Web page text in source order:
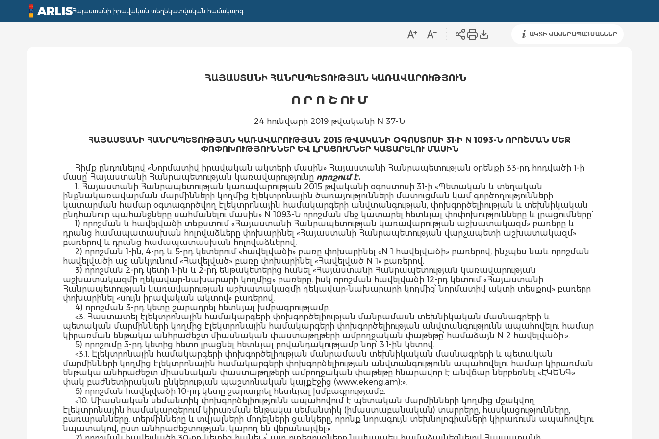
ARLISՀայաստանի իրավական տեղեկատվական համակարգ
ԱԿՏԻ ՎԱՎԵՐԱՊԱՅՄԱՆՆԵՐ
ՀԱՅԱՍՏԱՆԻ ՀԱՆՐԱՊԵՏՈՒԹՅԱՆ ԿԱՌԱՎԱՐՈՒԹՅՈՒՆ
Ո Ր Ո Շ ՈՒ Մ
24 հունվարի 2019 թվականի N 37-Ն
ՀԱՅԱՍՏԱՆԻ ՀԱՆՐԱՊԵՏՈՒԹՅԱՆ ԿԱՌԱՎԱՐՈՒԹՅԱՆ 2015 ԹՎԱԿԱՆԻ ՕԳՈՍՏՈՍԻ 31-Ի N 1093-Ն ՈՐՈՇՄԱՆ ՄԵՋ
ՓՈՓՈԽՈՒԹՅՈՒՆՆԵՐ ԵՎ ԼՐԱՑՈՒՄՆԵՐ ԿԱՏԱՐԵԼՈՒ ՄԱՍԻՆ
Հիմք ընդունելով «Նորմատիվ իրավական ակտերի մասին» Հայաստանի Հանրապետության օրենքի 33-րդ հոդվածի 1-ի
մասը՝ Հայաստանի Հանրապետության կառավարությունը որոշում է.
1. Հայաստանի Հանրապետության կառավարության 2015 թվականի օգոստոսի 31-ի «Պետական և տեղական
ինքնակառավարման մարմինների կողմից էլեկտրոնային ծառայությունների մատուցման կամ գործողությունների
կատարման համար օգտագործվող էլեկտրոնային համակարգերի անվտանգության, փոխգործելիության և տեխնիկական
ընդհանուր պահանջները սահմանելու մասին» N 1093-Ն որոշման մեջ կատարել հետևյալ փոփոխությունները և լրացումները`
1) որոշման և հավելվածի տեքստում «Հայաստանի Հանրապետության կառավարության աշխատակազմ» բառերը և
դրանց համապատասխան հոլովաձևերը փոխարինել «Հայաստանի Հանրապետության վարչապետի աշխատակազմ»
բառերով և դրանց համապատասխան հոլովաձևերով.
2) որոշման 1-ին, 4-րդ և 5-րդ կետերում «հավելվածի» բառը փոխարինել «N 1 հավելվածի» բառերով, ինչպես նաև որոշման
հավելվածի աջ անկյունում «Հավելված» բառը փոխարինել «Հավելված N 1» բառերով.
3) որոշման 2-րդ կետի 1-ին և 2-րդ ենթակետերից հանել «Հայաստանի Հանրապետության կառավարության
աշխատակազմի ղեկավար-նախարարի կողմից» բառերը, իսկ որոշման հավելվածի 12-րդ կետում «Հայաստանի
Հանրապետության կառավարության աշխատակազմի ղեկավար-նախարարի կողմից՝ նորմատիվ ակտի տեսքով» բառերը
փոխարինել «սույն իրավական ակտով» բառերով.
4) որոշման 3-րդ կետը շարադրել հետևյալ խմբագրությամբ.
«3. Հաստատել էլեկտրոնային համակարգերի փոխգործելիության մանրամասն տեխնիկական մասնագրերի և
պետական մարմինների կողմից էլեկտրոնային համակարգերի փոխգործելիության անվտանգությունն ապահովելու համար
կիրառման ենթակա անհրաժեշտ միասնական փաստաթղթերի ամբողջական փաթեթը՝ համաձայն N 2 հավելվածի:».
5) որոշումը 3-րդ կետից հետո լրացնել հետևյալ բովանդակությամբ նոր՝ 3.1-ին կետով.
«3.1. Էլեկտրոնային համակարգերի փոխգործելիության մանրամասն տեխնիկական մասնագրերի և պետական
մարմինների կողմից էլեկտրոնային համակարգերի փոխգործելիության անվտանգությունն ապահովելու համար կիրառման
ենթակա անհրաժեշտ միասնական փաստաթղթերի ամբողջական փաթեթը հնարավոր է անվճար ներբեռնել «ԷԿԵՆԳ»
փակ բաժնետիրական ընկերության պաշտոնական կայքէջից (www.ekeng.am):».
6) որոշման հավելվածի 10-րդ կետը շարադրել հետևյալ խմբագրությամբ.
«10. Միասնական սեմանտիկ փոխգործելիությունն ապահովում է պետական մարմինների կողմից մշակվող
էլեկտրոնային համակարգերում կիրառման ենթակա սեմանտիկ (իմաստաբանական) տարրերը, հասկացությունները,
բառարանները, տերմինները և տվյալների մոդելների ցանկերը, որոնք նորագույն տեխնոլոգիաների կիրառումն ապահովելու
նպատակով, ըստ անհրաժեշտության, կարող են վերանայվել:».